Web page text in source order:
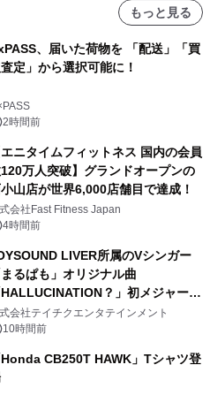
もっと見る
、届いた荷物を 「配送」「買
定」から選択可能に！
2時間前
エニタイムフィットネス 国内の会員
万人突破】グランドオープンの
山店が世界6,000店舗目で達成！
会社Fast Fitness Japan
4時間前
LIVER所属のVシンガー
まるぱも」オリジナル曲
HALLUCINATION？」初メジャー配
リース決定！
会社テイチクエンタテインメント
10時間前
Honda CB250T HAWK」Tシャツ登